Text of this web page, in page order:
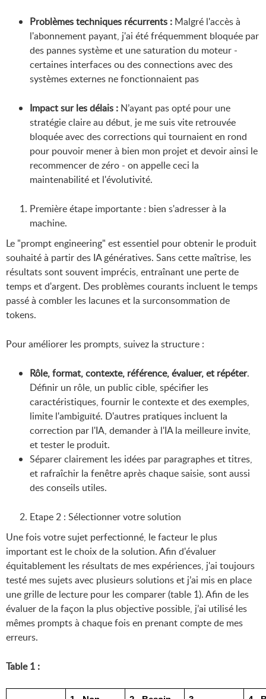
Problèmes techniques récurrents : Malgré l'accès à
l'abonnement payant, j'ai été fréquemment bloquée par
des pannes système et une saturation du moteur -
certaines interfaces ou des connections avec des
systèmes externes ne fonctionnaient pas
Impact sur les délais : N’ayant pas opté pour une
stratégie claire au début, je me suis vite retrouvée
bloquée avec des corrections qui tournaient en rond
pour pouvoir mener à bien mon projet et devoir ainsi le
recommencer de zéro - on appelle ceci la
maintenabilité et l'évolutivité.
Première étape importante : bien s'adresser à la
machine.
Le "prompt engineering" est essentiel pour obtenir le produit
souhaité à partir des IA génératives. Sans cette maîtrise, les
résultats sont souvent imprécis, entraînant une perte de
temps et d'argent. Des problèmes courants incluent le temps
passé à combler les lacunes et la surconsommation de
tokens.
Pour améliorer les prompts, suivez la structure :
Rôle, format, contexte, référence, évaluer, et répéter.
Définir un rôle, un public cible, spécifier les
caractéristiques, fournir le contexte et des exemples,
limite l'ambiguïté. D'autres pratiques incluent la
correction par l'IA, demander à l'IA la meilleure invite,
et tester le produit.
Séparer clairement les idées par paragraphes et titres,
et rafraîchir la fenêtre après chaque saisie, sont aussi
des conseils utiles.
Etape 2 : Sélectionner votre solution
Une fois votre sujet perfectionné, le facteur le plus
important est le choix de la solution. Afin d'évaluer
équitablement les résultats de mes expériences, j'ai toujours
testé mes sujets avec plusieurs solutions et j’ai mis en place
une grille de lecture pour les comparer (table 1). Afin de les
évaluer de la façon la plus objective possible, j’ai utilisé les
mêmes prompts à chaque fois en prenant compte de mes
erreurs.
Table 1 :